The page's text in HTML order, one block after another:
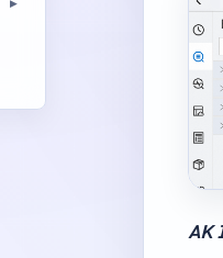
AK